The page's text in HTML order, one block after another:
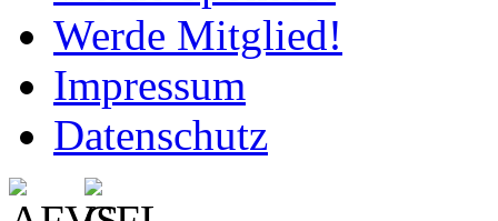
Werde Mitglied!
Impressum
Datenschutz